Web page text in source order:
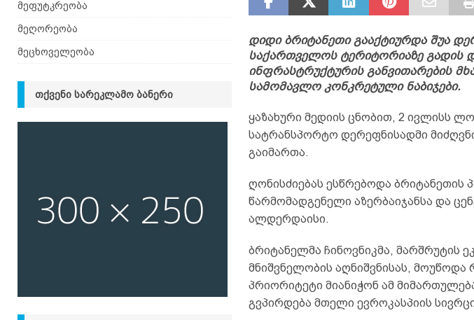
დიდი ბრიტანეთი გააქტიურდა შუა
საქართველოს ტერიტორიაზე გადის
ინფრასტრუქტურის განვითარების
სამომავლო კონკრეტული ნაბიჯები.
ყაზახური მედიის ცნობით, 2 ივლისს
სატრანსპორტო დერეფნისადმი
გაიმართა.
ღონისძიებას ესწრებოდა ბრიტანეთის
წარმომადგენელი აზერბაიჯანსა და
ალდერდაისი.
ბრიტანელმა ჩინოვნიკმა, მარშრუტის
მნიშვნელობის აღნიშვნისას, მოუწოდა
პრიორიტეტი მიანიჭონ ამ
გვპირდება მთელი ევროკასპიის
მეფუტკრეობა
მეღორეობა
მეცხოველეობა
ᲗᲥᲕᲔᲜᲘ ᲡᲐᲠᲔᲙᲚᲐᲛᲝ ᲑᲐᲜᲔᲠᲘ